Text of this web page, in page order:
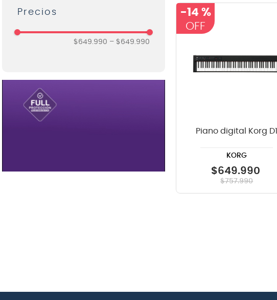
Korg
$649.990 – $649.990
-14 %
Piano digital Korg D1
KORG
$649.990
$757.990
7.
guitarra
8
10. violin